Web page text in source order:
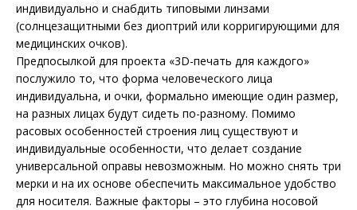
индивидуально и снабдить типовыми линзами
(солнцезащитными без диоптрий или корригирующими для
медицинских очков).
Предпосылкой для проекта «3D-печать для каждого»
послужило то, что форма человеческого лица
индивидуальна, и очки, формально имеющие один размер,
на разных лицах будут сидеть по-разному. Помимо
расовых особенностей строения лиц существуют и
индивидуальные особенности, что делает создание
универсальной оправы невозможным. Но можно снять три
мерки и на их основе обеспечить максимальное удобство
для носителя. Важные факторы – это глубина носовой